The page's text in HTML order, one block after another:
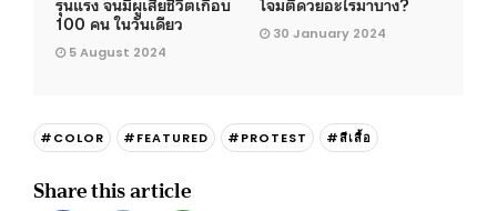
100 คน ในวันเดียว
5 August 2024
30 January 2024
#COLOR #FEATURED #PROTEST #สีเสื้อ
Share this article